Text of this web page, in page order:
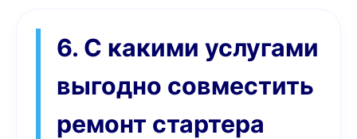
6. С какими услугами
выгодно совместить
ремонт стартера